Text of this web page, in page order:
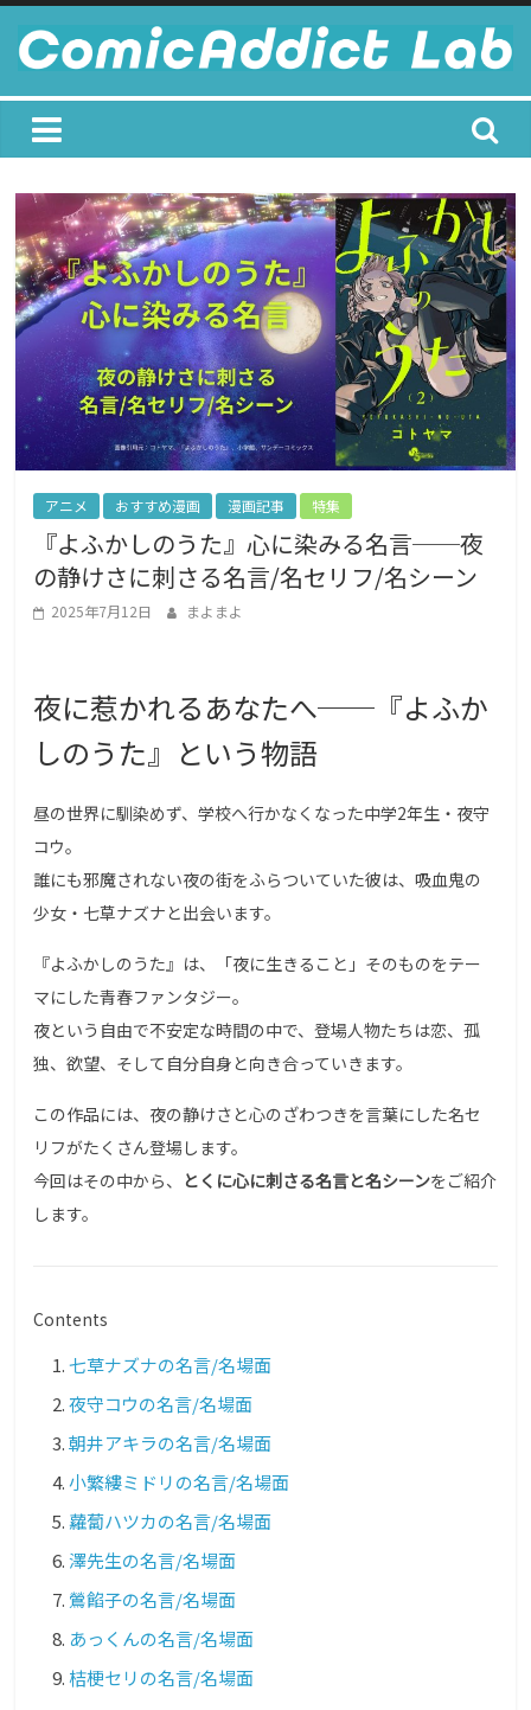
ComicAddict
Lab
F
o
r
l
M
アニメ おすすめ漫画 漫画記事 特集
『よふかしのうた』心に染みる名言──夜
の静けさに刺さる名言/名セリフ/名シーン
2025年7月12日 まよまよ
夜に惹かれるあなたへ──『よふか
しのうた』という物語
昼の世界に馴染めず、学校へ行かなくなった中学2年生・夜守
コウ。
誰にも邪魔されない夜の街をふらついていた彼は、吸血鬼の
少女・七草ナズナと出会います。
『よふかしのうた』は、「夜に生きること」そのものをテー
マにした青春ファンタジー。
夜という自由で不安定な時間の中で、登場人物たちは恋、孤
独、欲望、そして自分自身と向き合っていきます。
この作品には、夜の静けさと心のざわつきを言葉にした名セ
リフがたくさん登場します。
今回はその中から、
とくに心に刺さる名言と名シーンをご紹介
します。
Contents
七草ナズナの名言/名場面
夜守コウの名言/名場面
朝井アキラの名言/名場面
小繁縷ミドリの名言/名場面
蘿蔔ハツカの名言/名場面
澤先生の名言/名場面
鶯餡子の名言/名場面
あっくんの名言/名場面
桔梗セリの名言/名場面